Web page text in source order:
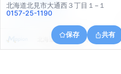
北海道北見市大通西３丁目１−１
0157-25-1190
保存 共有
北海道北見市朝日町
アプリで見る